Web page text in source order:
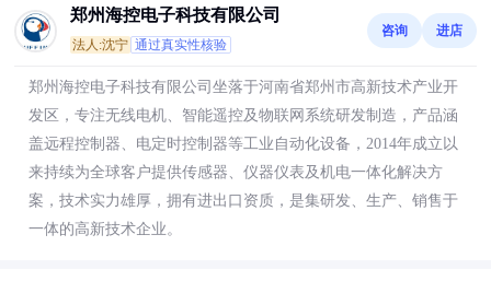
郑州海控电子科技有限公司
法人:沈宁 通过真实性核验
咨询 进店
郑州海控电子科技有限公司坐落于河南省郑州市高新技术产业开
发区，专注无线电机、智能遥控及物联网系统研发制造，产品涵
盖远程控制器、电定时控制器等工业自动化设备，2014年成立以
来持续为全球客户提供传感器、仪器仪表及机电一体化解决方
案，技术实力雄厚，拥有进出口资质，是集研发、生产、销售于
一体的高新技术企业。